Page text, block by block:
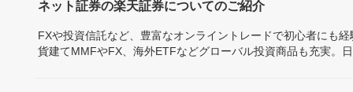
ネット証券の楽天証券についてのご紹介
FXや投資信託など、豊富なオンライントレードで初心者にも
貨建てMMFやFX、海外ETFなどグローバル投資商品も充実。